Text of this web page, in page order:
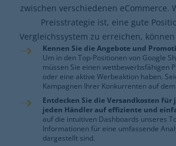
zwischen verschiedenen eCommerce.
Preisstrategie ist, eine gute
Vergleichssystem zu erreichen,
Kennen Sie die Angebote und
Um in den Top-Positionen von Google
müssen Sie einen wettbewerbsfähigen
oder eine aktive Werbeaktion haben.
Kampagnen Ihrer Konkurrenten auf
Entdecken Sie die Versandkosten für
jeden Händler auf effiziente und
auf die intuitiven Dashboards unseres
Informationen für eine umfassende
dargestellt sind.